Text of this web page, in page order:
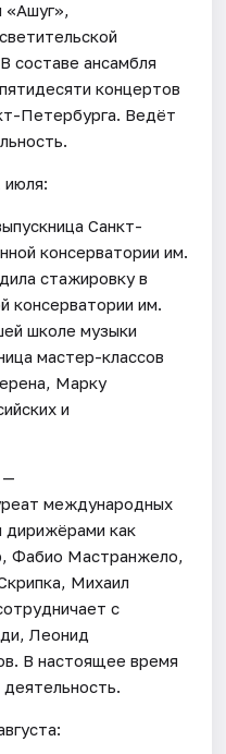
«Ашуг»,
составе ансамбля
концертов
Петербурга. Ведёт
июля:
Санкт-
консерватории им.
стажировку в
консерватории им.
школе музыки
мастер-классов
Марку
и
—
международных
дирижёрами как
Фабио Мастранжело,
Михаил
с
Леонид
В настоящее время